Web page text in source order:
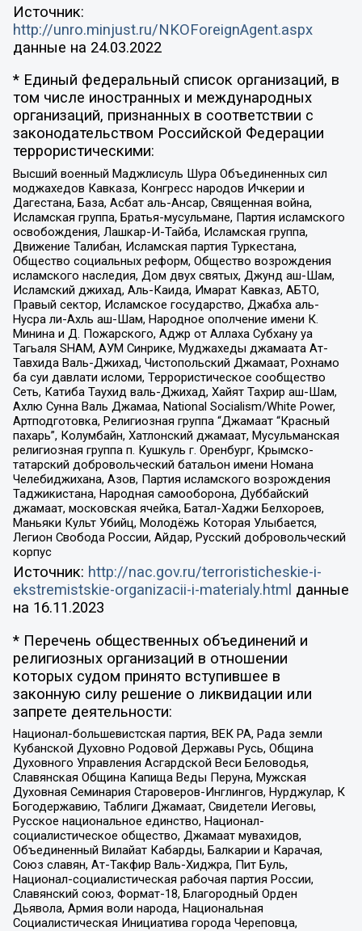
Источник:
http://unro.minjust.ru/NKOForeignAgent.aspx
данные на 24.03.2022
* Единый федеральный список организаций, в
том числе иностранных и международных
организаций, признанных в соответствии с
законодательством Российской Федерации
террористическими:
Высший военный Маджлисуль Шура Объединенных сил
моджахедов Кавказа, Конгресс народов Ичкерии и
Дагестана, База, Асбат аль-Ансар, Священная война,
Исламская группа, Братья-мусульмане, Партия исламского
освобождения, Лашкар-И-Тайба, Исламская группа,
Движение Талибан, Исламская партия Туркестана,
Общество социальных реформ, Общество возрождения
исламского наследия, Дом двух святых, Джунд аш-Шам,
Исламский джихад, Аль-Каида, Имарат Кавказ, АБТО,
Правый сектор, Исламское государство, Джабха аль-
Нусра ли-Ахль аш-Шам, Народное ополчение имени К.
Минина и Д. Пожарского, Аджр от Аллаха Субхану уа
Тагьаля SHAM, АУМ Синрике, Муджахеды джамаата Ат-
Тавхида Валь-Джихад, Чистопольский Джамаат, Рохнамо
ба суи давлати исломи, Террористическое сообщество
Сеть, Катиба Таухид валь-Джихад, Хайят Тахрир аш-Шам,
Ахлю Сунна Валь Джамаа, National Socialism/White Power,
Артподготовка, Религиозная группа “Джамаат “Красный
пахарь”, Колумбайн, Хатлонский джамаат, Мусульманская
религиозная группа п. Кушкуль г. Оренбург, Крымско-
татарский добровольческий батальон имени Номана
Челебиджихана, Азов, Партия исламского возрождения
Таджикистана, Народная самооборона, Дуббайский
джамаат, московская ячейка, Батал-Хаджи Белхороев,
Маньяки Культ Убийц, Молодёжь Которая Улыбается,
Легион Свобода России, Айдар, Русский добровольческий
корпус
Источник: http://nac.gov.ru/terroristicheskie-i-
ekstremistskie-organizacii-i-materialy.html данные
на 16.11.2023
* Перечень общественных объединений и
религиозных организаций в отношении
которых судом принято вступившее в
законную силу решение о ликвидации или
запрете деятельности:
Национал-большевистская партия, ВЕК РА, Рада земли
Кубанской Духовно Родовой Державы Русь, Община
Духовного Управления Асгардской Веси Беловодья,
Славянская Община Капища Веды Перуна, Мужская
Духовная Семинария Староверов-Инглингов, Нурджулар, К
Богодержавию, Таблиги Джамаат, Свидетели Иеговы,
Русское национальное единство, Национал-
социалистическое общество, Джамаат мувахидов,
Объединенный Вилайат Кабарды, Балкарии и Карачая,
Союз славян, Ат-Такфир Валь-Хиджра, Пит Буль,
Национал-социалистическая рабочая партия России,
Славянский союз, Формат-18, Благородный Орден
Дьявола, Армия воли народа, Национальная
Социалистическая Инициатива города Череповца,